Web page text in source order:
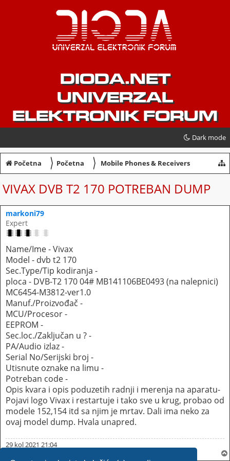
DIODA.NET
UNIVERZAL
ELEKTRONIK FORUM
Dark mode
Početna 〉 Početna 〉 Mobile Phones & Receivers
VIVAX DVB T2 170 POTREBAN DUMP
markoni79
Expert
Name/Ime - Vivax
Model - dvb t2 170
Sec.Type/Tip kodiranja -
ploca - DVB-T2 170 04# MB141106BE0493 (na nalepnici)
MC6454-M3812-ver1.0
Manuf./Proizvođač -
MCU/Procesor -
EEPROM -
Sec.loc./Zaključan u ? -
PA/Audio izlaz -
Serial No/Serijski broj -
Utisnute oznake na limu -
Potreban code -
Opis kvara i opis poduzetih radnji i merenja na aparatu-
Pojavi logo Vivax i restartuje i tako sve u krug, probao od
modele 152,154 itd sa njim je mrtav. Dali ima neko za
ovaj model dump. Hvala unapred.
29 kol 2021 21:04